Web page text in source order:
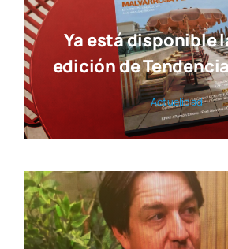
Ya está disponible
edición de
Actua­li­dad